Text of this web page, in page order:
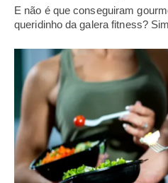
E não é que conseguiram
queridinho da galera fitness?